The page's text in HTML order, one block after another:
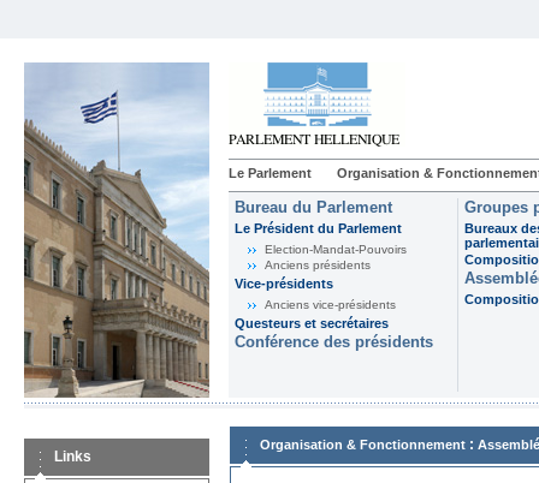
Le Parlement Organisation &
Bureau du Parlement
Le Président du Parlement
Election-Mandat-Pouvoirs
Anciens présidents
Vice-présidents
Anciens vice-présidents
Questeurs et secrétaires
Conférence des présidents
Groupes
Bureaux
Links
Organisation & Fonctionnement :